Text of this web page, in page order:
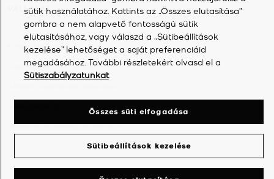
VÁLLALAT
2026Michael Kors
Adatvédelmi nyilatkozat
Akadálymentességi nyilatkozat
sütik használatához. Kattints az „Összes elutasítása”
gombra a nem alapvető fontosságú sütik
elutasításához, vagy válaszd a „Sütibeállítások
kezelése” lehetőséget a saját preferenciáid
megadásához. További részletekért olvasd el a
Sütiszabályzatunkat.
Sütibeállítások kezelése
Összes süti elfogadása